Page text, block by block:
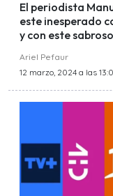
El periodista
este inesperado
y con este
Ariel Pefaur
12 marzo, 2024 a las